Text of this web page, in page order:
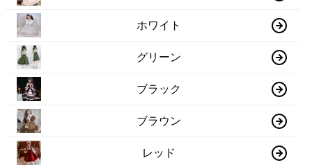
ホワイト
グリーン
ブラック
ブラウン
レッド